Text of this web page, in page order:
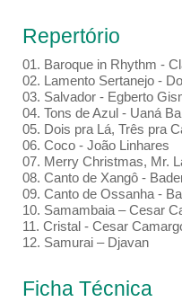
Repertório
01. Baroque in Rhythm -
02. Lamento Sertanejo -
03. Salvador - Egberto
04. Tons de Azul - Uaná
05. Dois pra Lá, Três pra
06. Coco - João Linhares
07. Merry Christmas, Mr.
08. Canto de Xangô -
09. Canto de Ossanha -
10. Samambaia – Cesar
11. Cristal - Cesar
12. Samurai – Djavan
Ficha Técnica